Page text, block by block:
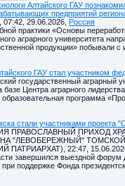
Алтайского ГАУ
предприятий
07:42, 29.06.2026, Россия
практики «Основы
аграрного университета
продукции» побывали
ГАУ стал участником
государственный аграрный
базе Центра аграрного
программа
стали участниками проекта
ПРАВОСЛАВНЫЙ ПРИХОД
"ЛЕВОБЕРЕЖНЫЙ"
ПАТРИАРХАТ), 22:47,
завершился выездной форум
поддержке Фонда